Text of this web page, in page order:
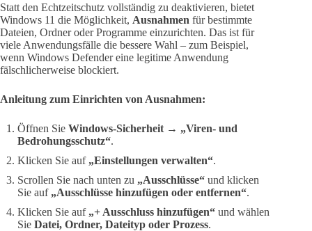
Statt den Echtzeitschutz vollständig zu deaktivieren, bietet
Windows 11 die Möglichkeit, Ausnahmen für bestimmte
Dateien, Ordner oder Programme einzurichten. Das ist für
viele Anwendungsfälle die bessere Wahl – zum Beispiel,
wenn Windows Defender eine legitime Anwendung
fälschlicherweise blockiert.
Anleitung zum Einrichten von Ausnahmen:
Öffnen Sie Windows-Sicherheit → „Viren- und
Bedrohungsschutz“.
Klicken Sie auf „Einstellungen verwalten“.
Scrollen Sie nach unten zu „Ausschlüsse“ und klicken
Sie auf „Ausschlüsse hinzufügen oder entfernen“.
Klicken Sie auf „+ Ausschluss hinzufügen“ und wählen
Sie Datei, Ordner, Dateityp oder Prozess.